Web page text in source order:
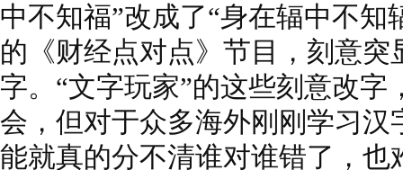
中不知福”改成了“身在辐中不知
的《财经点对点》节目，刻意突
字。“文字玩家”的这些刻意改字
会，但对于众多海外刚刚学习
能就真的分不清谁对谁错了，也